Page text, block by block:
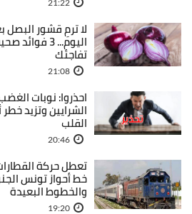
21:22
لا ترمِ قشور البصل
اليوم... 3
تفاجئك
21:08
احذروا: نوبات
الشرايين وتزيد
القلب
20:46
تعطل حركة
خط أحواز تونس
والخطوط البعيدة
19:20